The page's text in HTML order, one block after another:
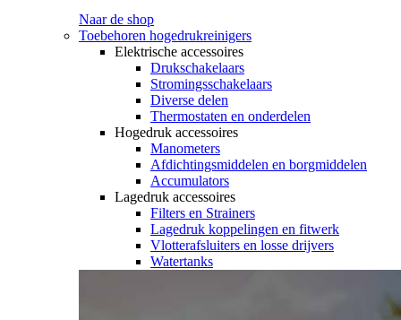
Naar de shop
Toebehoren hogedrukreinigers
Elektrische accessoires
Drukschakelaars
Stromingsschakelaars
Diverse delen
Thermostaten en onderdelen
Hogedruk accessoires
Manometers
Afdichtingsmiddelen en borgmiddelen
Accumulators
Lagedruk accessoires
Filters en Strainers
Lagedruk koppelingen en fitwerk
Vlotterafsluiters en losse drijvers
Watertanks